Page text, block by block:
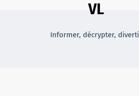
VL
Informer, décrypter,